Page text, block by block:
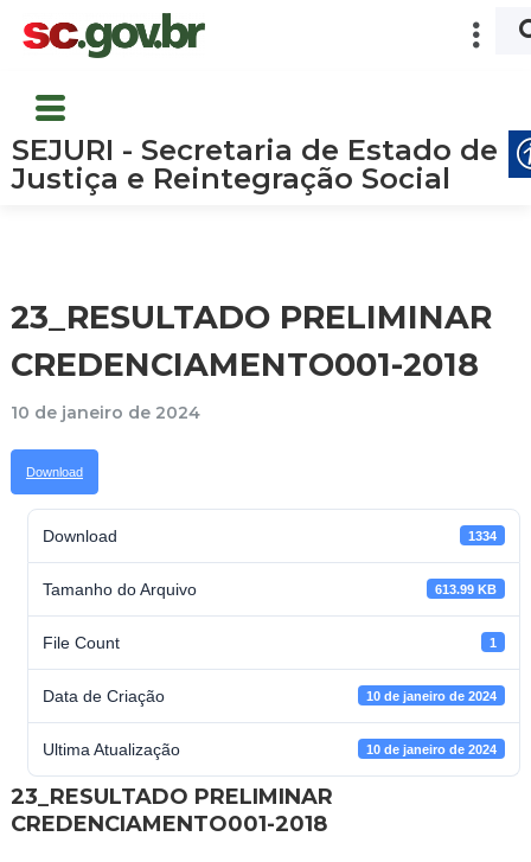
SEJURI - Secretaria de Estado de
Justiça e Reintegração Social
23_RESULTADO PRELIMINAR
CREDENCIAMENTO001-2018
10 de janeiro de 2024
Download
Download 1334
Tamanho do Arquivo 613.99 KB
File Count 1
Data de Criação 10 de janeiro de 2024
Ultima Atualização 10 de janeiro de 2024
23_RESULTADO PRELIMINAR
CREDENCIAMENTO001-2018